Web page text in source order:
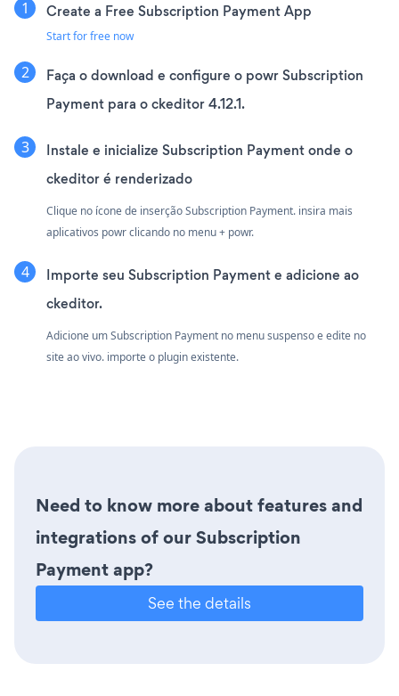
Create a Free Subscription Payment App
Start for free now
Faça o download e configure o powr Subscription
Payment para o ckeditor 4.12.1.
Instale e inicialize Subscription Payment onde o
ckeditor é renderizado
Clique no ícone de inserção Subscription Payment. insira mais
aplicativos powr clicando no menu + powr.
Importe seu Subscription Payment e adicione ao
ckeditor.
Adicione um Subscription Payment no menu suspenso e edite no
site ao vivo. importe o plugin existente.
Need to know more about features and
integrations of our Subscription
Payment app?
See the details